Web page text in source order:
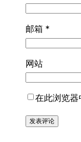
邮箱 *
网站
在此浏览器